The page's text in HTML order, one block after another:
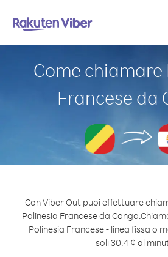
Come chiamare
Francese da
Con Viber Out puoi effettuare
Polinesia Francese da Congo.
Polinesia Francese - linea fissa o
soli 30.4 ¢ al